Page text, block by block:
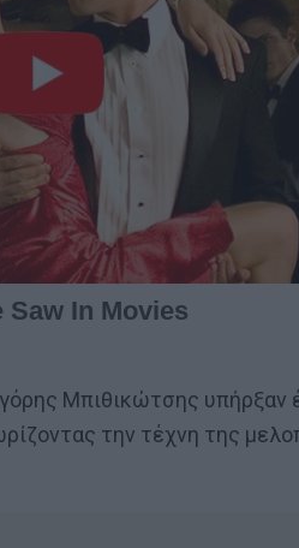
Μπιθικώτσης υπήρξαν
την τέχνη της